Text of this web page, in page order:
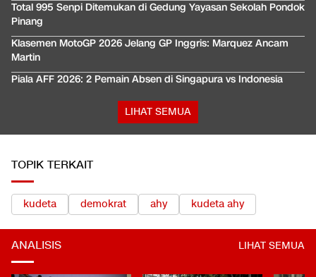
Total 995 Senpi Ditemukan di Gedung Yayasan Sekolah Pondok
Pinang
Klasemen MotoGP 2026 Jelang GP Inggris: Marquez Ancam
Martin
Piala AFF 2026: 2 Pemain Absen di Singapura vs Indonesia
LIHAT SEMUA
TOPIK TERKAIT
kudeta demokrat ahy kudeta ahy
ANALISIS LIHAT SEMUA